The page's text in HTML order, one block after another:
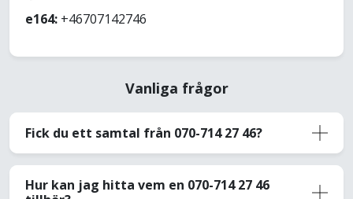
e164: +46707142746
Vanliga frågor
Fick du ett samtal från 070-714 27 46?
Hur kan jag hitta vem en 070-714 27 46